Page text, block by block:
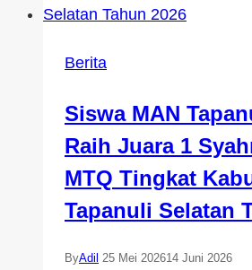
Berita
Siswa MAN
Raih Juara 1
MTQ Tingkat
Tapanuli Selatan
ByAdil 25 Mei 202614 Juni 2026